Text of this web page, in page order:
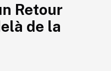
Retour
de la